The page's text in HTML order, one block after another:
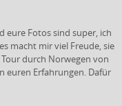
eure Fotos sind super, ich
macht mir viel Freude, sie
durch Norwegen von
euren Erfahrungen. Dafür